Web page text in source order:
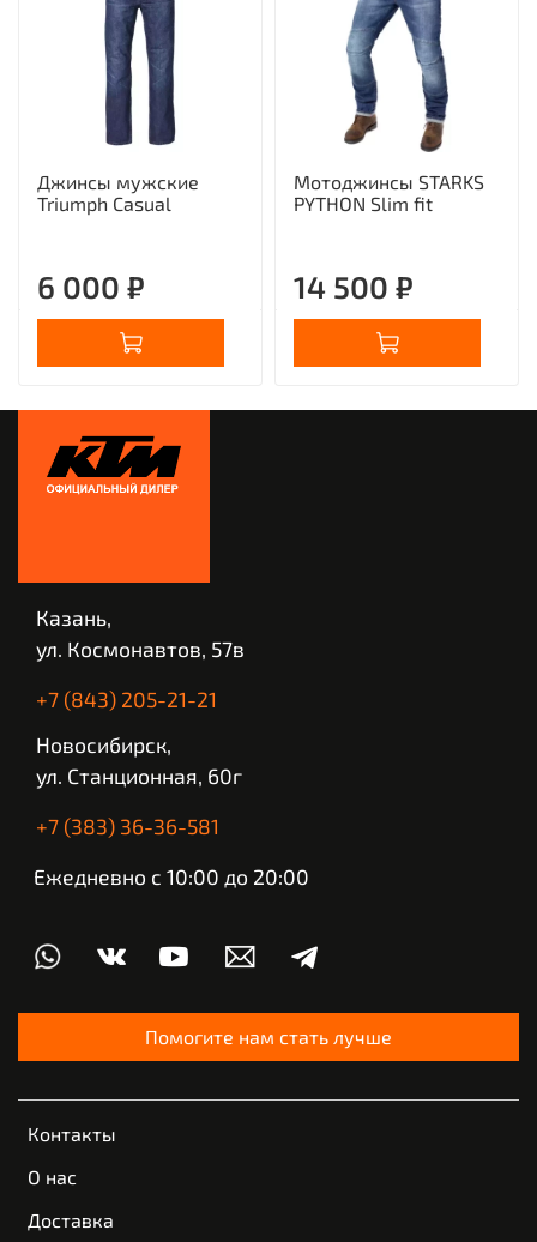
Джинсы мужские
Triumph Casual
6 000 ₽
Мотоджинсы STARKS
PYTHON Slim fit
14 500 ₽
Контакты
О нас
Доставка
Казань,
ул. Космонавтов, 57в
+7 (843) 205-21-21
Новосибирск,
ул. Станционная, 60г
+7 (383) 36-36-581
Ежедневно с 10:00 до 20:00
Помогите нам стать лучше